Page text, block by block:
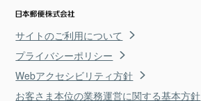
サイトのご利用について
プライバシーポリシー
Webアクセシビリティ方針
お客さま本位の業務運営に関する基本方針